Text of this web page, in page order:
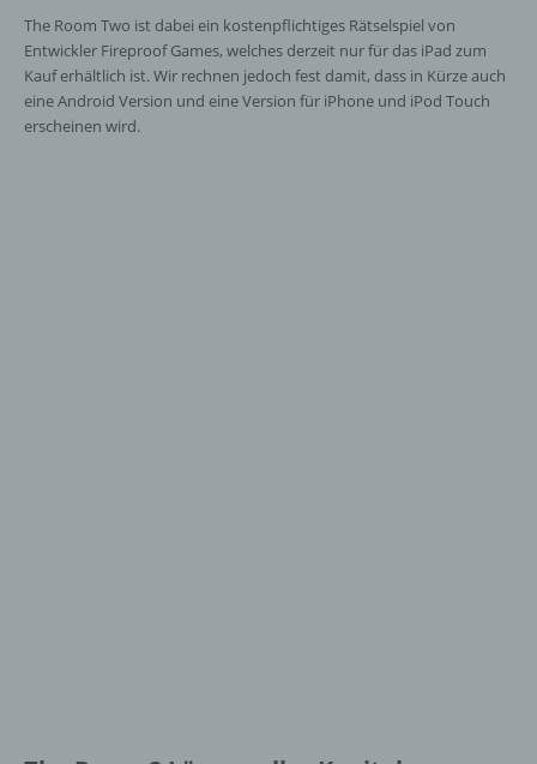
The Room Two ist dabei ein kostenpflichtiges Rätselspiel von
Entwickler Fireproof Games, welches derzeit nur für das iPad zum
Kauf erhältlich ist. Wir rechnen jedoch fest damit, dass in Kürze auch
eine Android Version und eine Version für iPhone und iPod Touch
erscheinen wird.